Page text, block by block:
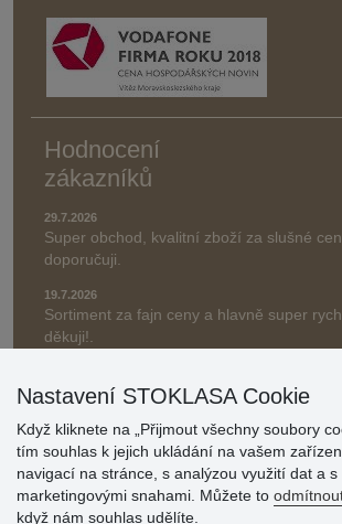
Hodnocení
zákazníků
29.7.2026
Super obchod, kvalitní zboží za slušné
doporučuji.
19.7.2026
Sortiment za fajn ceny a hlavně super
děkuji!.
» Aktuálně 19084 recenzí
Nastavení STOKLASA Cookie
Když kliknete na „Přijmout všechny soubory
tím souhlas k jejich ukládání na vašem
navigací na stránce, s analýzou využití dat a s
marketingovými snahami. Můžete to
když nám souhlas udělíte.